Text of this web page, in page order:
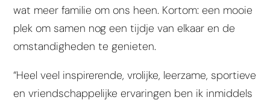
wat meer familie om ons heen. Kortom: een mooie
plek om samen nog een tijdje van elkaar en de
omstandigheden te genieten.
“Heel veel inspirerende, vrolijke, leerzame, sportieve
en vriendschappelijke ervaringen ben ik inmiddels